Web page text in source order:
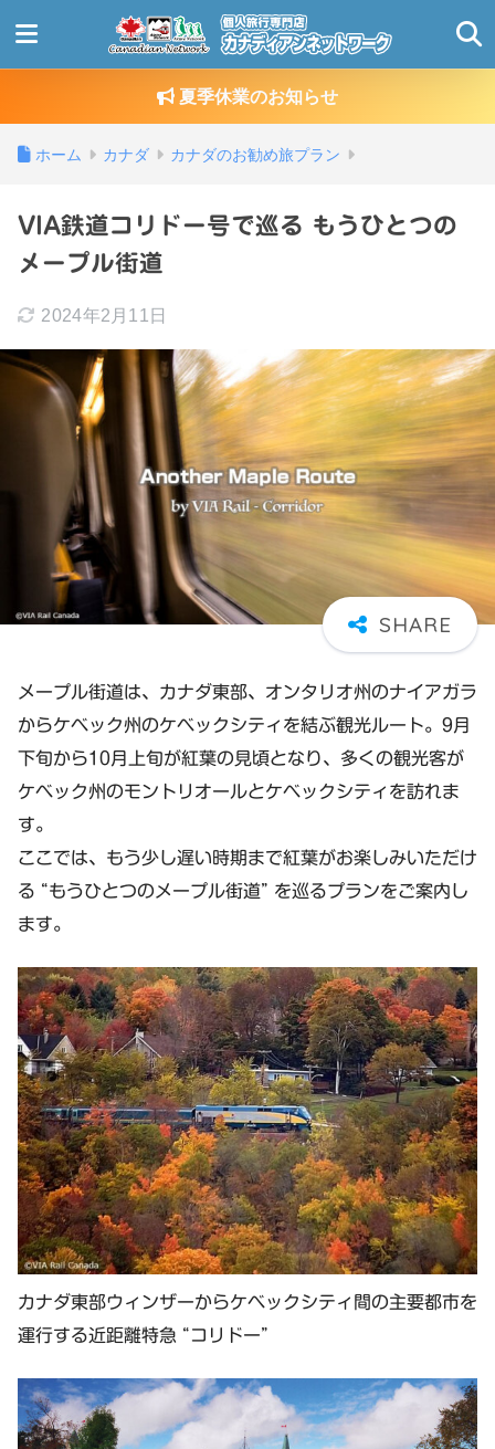
夏季休業のお知らせ
ホーム カナダ カナダのお勧め旅プラン
VIA鉄道コリドー号で巡る もうひとつの
メープル街道
2024年2月11日
メープル街道は、カナダ東部、オンタリオ州のナイアガラ
からケベック州のケベックシティを結ぶ観光ルート。9月
下旬から10月上旬が紅葉の見頃となり、多くの観光客が
ケベック州のモントリオールとケベックシティを訪れま
す。
ここでは、もう少し遅い時期まで紅葉がお楽しみいただけ
る “もうひとつのメープル街道” を巡るプランをご案内し
ます。
カナダ東部ウィンザーからケベックシティ間の主要都市を
運行する近距離特急 “コリドー”